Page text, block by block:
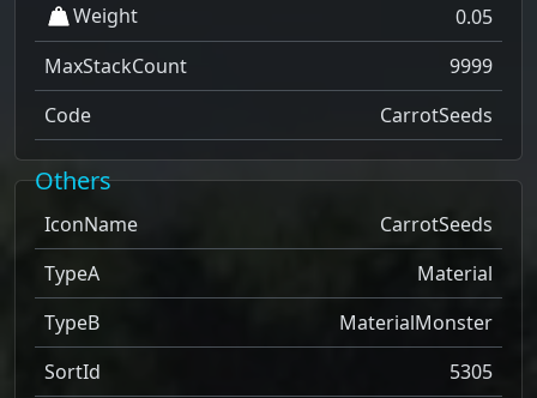
Weight
0.05
MaxStackCount
9999
Code
CarrotSeeds
Others
IconName
CarrotSeeds
TypeA
Material
TypeB
MaterialMonster
SortId
5305